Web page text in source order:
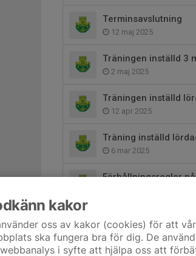
Terminsavslutning
12 maj 2025
Träningen inställd 3
2 maj 2025
Träningen inställd
12 apr 2025
Träning inställd
6 mar 2025
Förhållningsregler
Välkommen till
6 jul 2024
kakor
oss av kakor (cookies) för att vår
ska fungera bra för dig. De
i syfte att hjälpa oss att